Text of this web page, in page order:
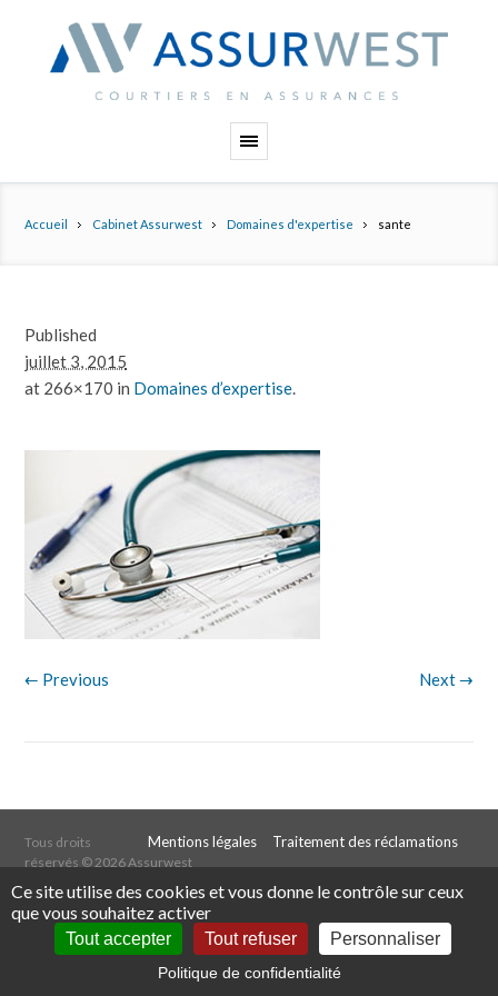
Accueil Cabinet Assurwest Domaines d'expertise sante
Published
juillet 3, 2015
at 266×170 in Domaines d’expertise.
← Previous Next →
Mentions légales Traitement des réclamations
Tous droits
réservés ©2026 Assurwest
Web design par Double Digit
Ce site utilise des cookies et vous donne le contrôle sur ceux
que vous souhaitez activer
Tout accepter Tout refuser Personnaliser
Politique de confidentialité